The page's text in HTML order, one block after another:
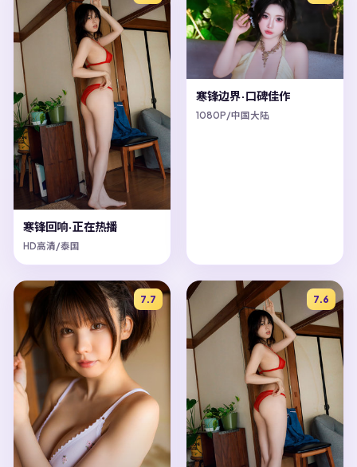
寒锋回响·正在热播
HD高清/泰国
寒锋边界·口碑佳作
1080P/中国大陆
7.7 7.6